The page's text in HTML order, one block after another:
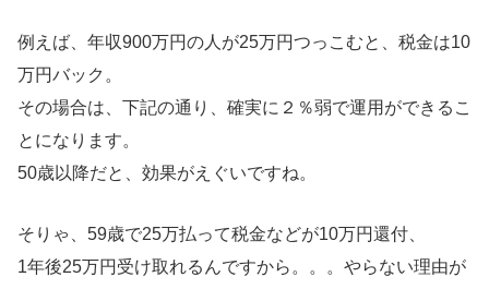
例えば、年収900万円の人が25万円つっこむと、税金は10
万円バック。
その場合は、下記の通り、確実に２％弱で運用ができるこ
とになります。
50歳以降だと、効果がえぐいですね。
そりゃ、59歳で25万払って税金などが10万円還付、
1年後25万円受け取れるんですから。。。やらない理由が